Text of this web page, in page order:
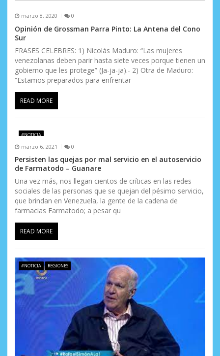
marzo 8, 2020 0
Opinión de Grossman Parra Pinto: La Antena del Cono
Sur
FRASES CELEBRES: 1) Nicolás Maduro: “Las mujeres
venezolanas deben parir hasta siete veces porque tienen un
gobierno que les protege” (Ja-ja-ja).- 2) Otra de Maduro:
“Estamos preparados para enfrentar
READ MORE
#NOTICIA
marzo 6, 2021 0
Persisten las quejas por mal servicio en el autoservicio
de Farmatodo – Guanare
Una vez más, nos llegan cientos de críticas en las redes
sociales de las personas que se quejan del pésimo servicio,
que brindan en Venezuela, la gente de la cadena de
farmacias Farmatodo; a pesar qu
READ MORE
#NOTICIA REGIONES